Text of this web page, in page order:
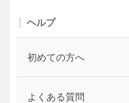
ヘルプ
初めての方へ
よくある質問